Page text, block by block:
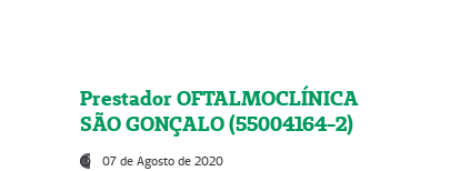
Prestador OFTALMOCLÍNICA
SÃO GONÇALO (55004164-2)
07 de Agosto de 2020